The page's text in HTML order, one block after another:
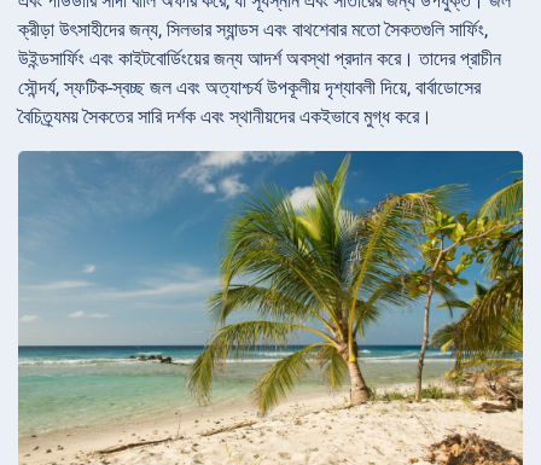
ক্রীড়া উৎসাহীদের জন্য, সিলভার স্যান্ডস এবং বাথশেবার মতো সৈকতগুলি সার্ফিং,
উইন্ডসার্ফিং এবং কাইটবোর্ডিংয়ের জন্য আদর্শ অবস্থা প্রদান করে। তাদের প্রাচীন
সৌন্দর্য, স্ফটিক-স্বচ্ছ জল এবং অত্যাশ্চর্য উপকূলীয় দৃশ্যাবলী দিয়ে, বার্বাডোসের
বৈচিত্র্যময় সৈকতের সারি দর্শক এবং স্থানীয়দের একইভাবে মুগ্ধ করে।